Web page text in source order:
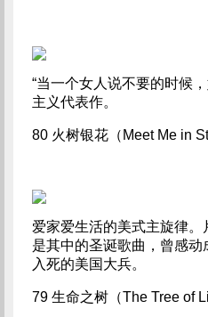
“当一个女人说不要的时候
主义代表作。
80 火树银花（Meet Me in
爱家爱生活的美式主旋律
是其中的圣诞歌曲，曾感
入死的美国大兵。
79 生命之树（The Tree of